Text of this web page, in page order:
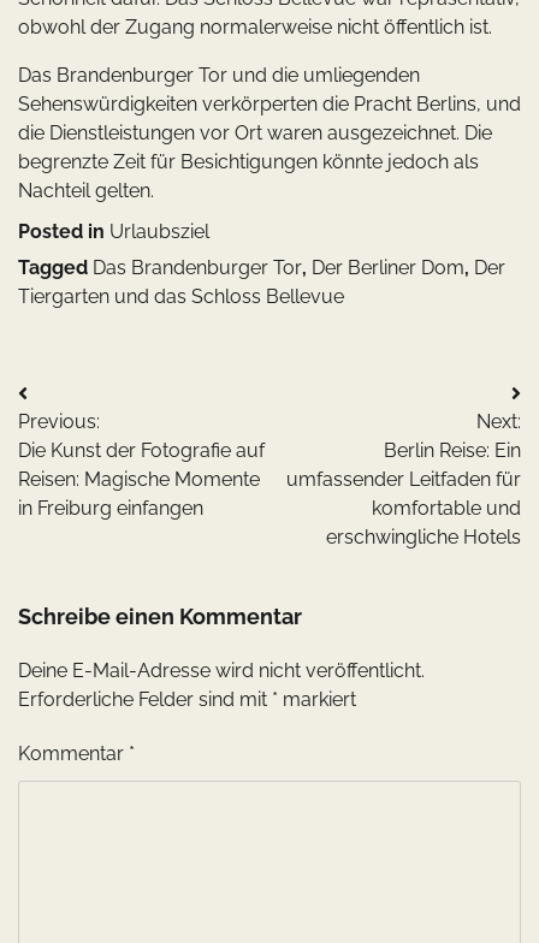
obwohl der Zugang normalerweise nicht öffentlich ist.
Das Brandenburger Tor und die umliegenden
Sehenswürdigkeiten verkörperten die Pracht Berlins, und
die Dienstleistungen vor Ort waren ausgezeichnet. Die
begrenzte Zeit für Besichtigungen könnte jedoch als
Nachteil gelten.
Posted in Urlaubsziel
Tagged Das Brandenburger Tor, Der Berliner Dom, Der
Tiergarten und das Schloss Bellevue
Beitragsnavigation
Previous:
Die Kunst der Fotografie auf
Reisen: Magische Momente
in Freiburg einfangen
Next:
Berlin Reise: Ein
umfassender Leitfaden für
komfortable und
erschwingliche Hotels
Schreibe einen Kommentar
Deine E-Mail-Adresse wird nicht veröffentlicht.
Erforderliche Felder sind mit * markiert
Kommentar *